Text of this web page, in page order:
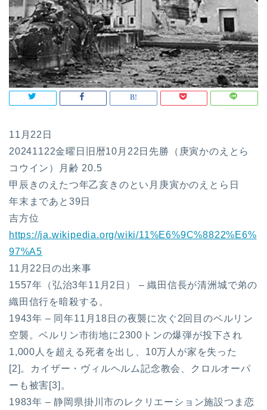
11月22日
20241122金曜日旧暦10月22日先勝（庚寅かのえとら
コウイン）月齢 20.5
甲辰きのえたつ年乙亥きのとい月庚寅かのえとら日
年末まであと39日
吉方位
https://ja.wikipedia.org/wiki/11%E6%9C%8822%E6%
97%A5
11月22日の出来事
1557年（弘治3年11月2日） – 織田信長が清洲城で弟の
織田信行を暗殺する。
1943年 – 同年11月18日の夜襲に次ぐ2回目のベルリン
空襲。ベルリン市街地に2300トンの爆弾が投下され
1,000人を超える死者を出し、10万人が家を失った
[2]。カイザー・ヴィルヘルム記念教会、クロルオーパ
ーも被害[3]。
1983年 – 静岡県掛川市のレクリエーション施設つま恋